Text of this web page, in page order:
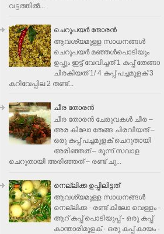
വട്ടത്തില്‍...
ചെറുപയർ തോരൻ
ആവശ്യമുള്ള സാധനങ്ങൾ
ചെറുപയർ മഞ്ഞൾപൊടിയും
ഉപ്പും ഇട്ട് വേവിച്ചത് 1 കപ്പ് തേങ്ങാ
ചിരകിയത് 1/ 4 കപ്പ് പച്ചമുളക് 3
കറിവേപ്പില 2 തണ്ട്...
ചീര തോരന്‍
ചീര തോരന്‍ ചേരുവകള്‍ ചീര –
അര കിലോ തേങ്ങ ചിരവിയത് –
ഒരു കപ്പ് പച്ചമുളക് ചെറുതായി
അരിഞ്ഞത് – മൂന്ന് സവാള
ചെറുതായി അരിഞ്ഞത് – രണ്ട് ചു...
നെല്ലിക്ക ഉപ്പിലിട്ടത്
ആവശ്യമുള്ള സാധനങ്ങള്‍
നെല്ലിക്ക - രണ്ട് കിലോ വെള്ളം -
ആറ് കപ്പ് പൊടിയുപ്പ് - ഒരു കപ്പ്
കാന്താരിമുളക് - ഒരു കപ്പ് കായം -